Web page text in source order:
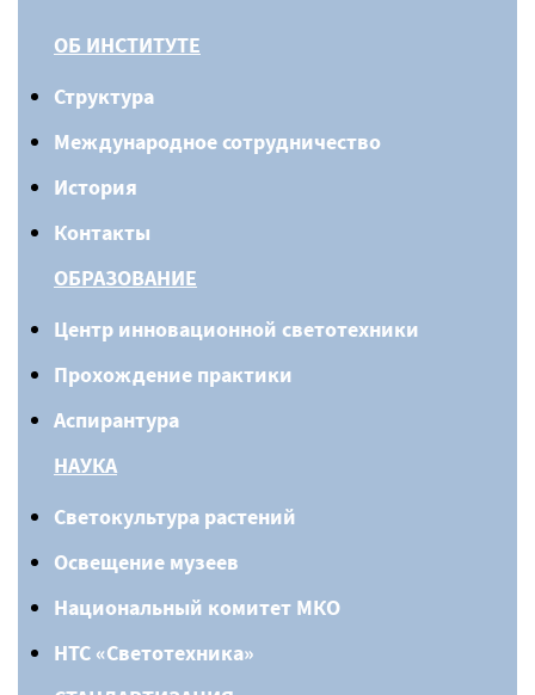
ОБ ИНСТИТУТЕ
Структура
Международное сотрудничество
История
Контакты
ОБРАЗОВАНИЕ
Центр инновационной светотехники
Прохождение практики
Аспирантура
НАУКА
Светокультура растений
Освещение музеев
Национальный комитет МКО
НТС «Светотехника»